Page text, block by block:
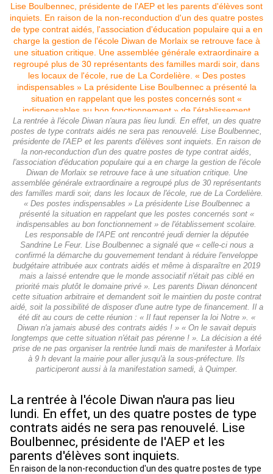
La rentrée à l'école Diwan n'aura pas lieu lundi. En effet, un des quatre
postes de type contrats aidés ne sera pas renouvelé. Lise Boulbennec,
présidente de l'AEP et les parents d'élèves sont inquiets. En raison de
la non-reconduction d'un des quatre postes de type contrat aidés,
l'association d'éducation populaire qui a en charge la gestion de l'école
Diwan de Morlaix se retrouve face à une situation critique. Une
assemblée générale extraordinaire a regroupé plus de 30 représentants
des familles mardi soir, dans les locaux de l'école, rue de La Cordelière.
« Des postes indispensables » La présidente Lise Boulbennec a
présenté la situation en rappelant que les postes concernés sont «
indispensables au bon fonctionnement » de l'établissement scolaire.
Les responsable de l'APE ont rencontré jeudi dernier la députée
Sandrine Le Feur. Lise Boulbennec a signalé que « celle-ci nous a
confirmé la démarche du gouvernement tendant à réduire l'enveloppe
budgétaire attribuée aux contrats aidés et même à disparaître en 2019
mais a laissé entendre que le monde associatif n'était pas ciblé en
priorité mais plutôt le domaine privé ». Les parents Diwan dénoncent
cette situation arbitraire et demandent soit le maintien du poste contrat
aidé, soit la possibilité de disposer d'une autre type de financement. Il a
été dit au cours de cette réunion : « Il faut repenser la loi Notre ». «
Diwan n'a jamais abusé des contrats aidés ! » « On le savait depuis
longtemps que cette situation n'était pas pérenne ! ». La décision a été
prise de ne pas organiser la rentrée lundi mais de manifester à Morlaix
à 9 h devant la mairie pour aller jusqu'à la sous-préfecture. Ils
participeront aussi à la manifestation samedi, à Quimper.
La rentrée à l'école Diwan n'aura pas lieu
lundi. En effet, un des quatre postes de type
contrats aidés ne sera pas renouvelé. Lise
Boulbennec, présidente de l'AEP et les
parents d'élèves sont inquiets.
En raison de la non-reconduction d'un des quatre postes de type